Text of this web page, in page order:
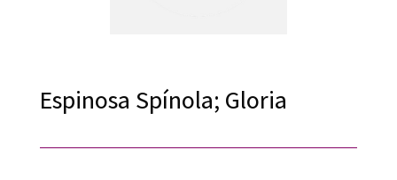
Espinosa Spínola; Gloria